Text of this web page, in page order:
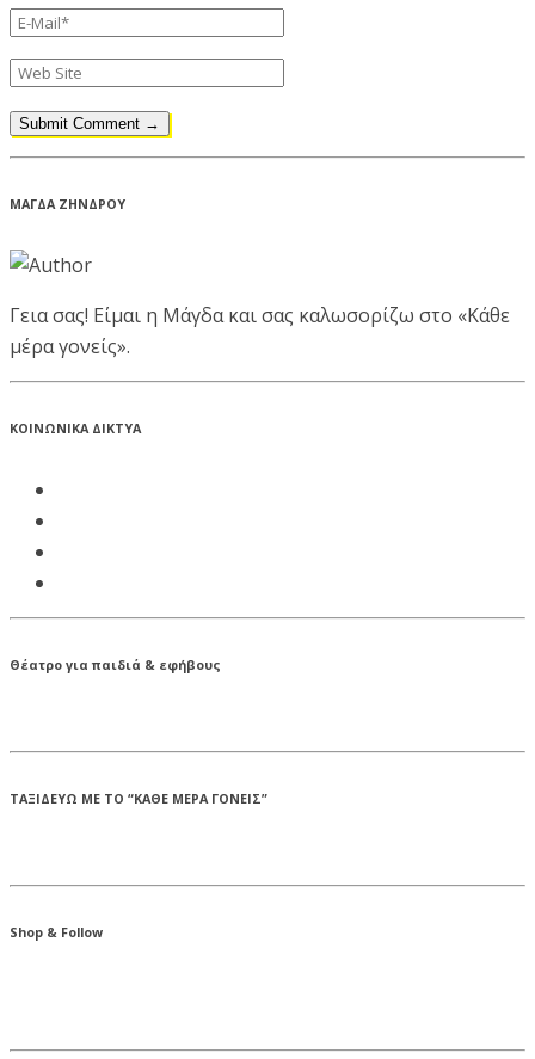
ΜΑΓΔΑ ΖΗΝΔΡΟΥ
Γεια σας! Είμαι η Μάγδα και σας καλωσορίζω στο «Κάθε
μέρα γονείς».
ΚΟΙΝΩΝΙΚΑ ΔΙΚΤΥΑ
Θέατρο για παιδιά & εφήβους
ΤΑΞΙΔΕΥΩ ΜΕ ΤΟ “ΚΑΘΕ ΜΕΡΑ ΓΟΝΕΙΣ”
Shop & Follow